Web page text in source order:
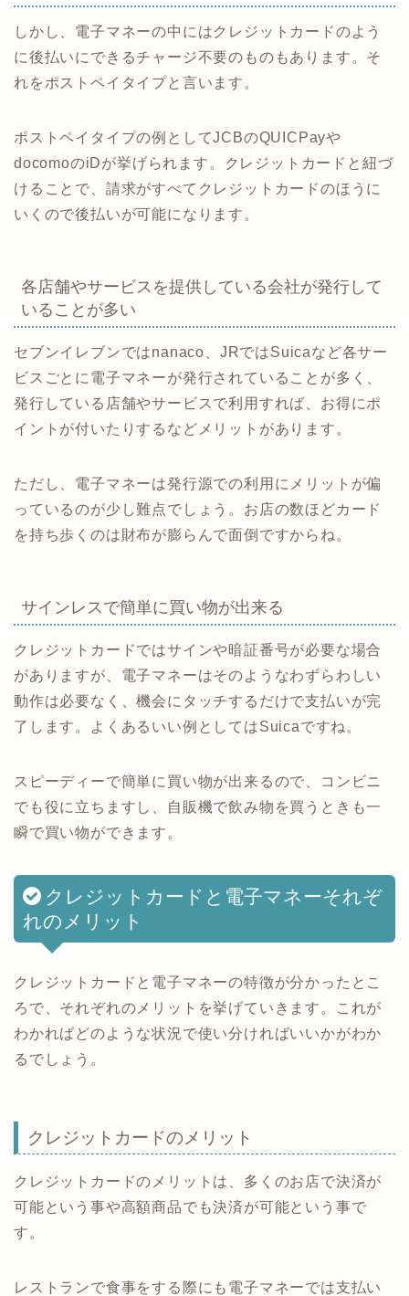
しかし、電子マネーの中にはクレジットカードのよう
に後払いにできるチャージ不要のものもあります。そ
れをポストペイタイプと言います。
ポストペイタイプの例としてJCBのQUICPayや
docomoのiDが挙げられます。クレジットカードと紐づ
けることで、請求がすべてクレジットカードのほうに
いくので後払いが可能になります。
各店舗やサービスを提供している会社が発行して
いることが多い
セブンイレブンではnanaco、JRではSuicaなど各サー
ビスごとに電子マネーが発行されていることが多く、
発行している店舗やサービスで利用すれば、お得にポ
イントが付いたりするなどメリットがあります。
ただし、電子マネーは発行源での利用にメリットが偏
っているのが少し難点でしょう。お店の数ほどカード
を持ち歩くのは財布が膨らんで面倒ですからね。
サインレスで簡単に買い物が出来る
クレジットカードではサインや暗証番号が必要な場合
がありますが、電子マネーはそのようなわずらわしい
動作は必要なく、機会にタッチするだけで支払いが完
了します。よくあるいい例としてはSuicaですね。
スピーディーで簡単に買い物が出来るので、コンビニ
でも役に立ちますし、自販機で飲み物を買うときも一
瞬で買い物ができます。
クレジットカードと電子マネーそれぞ
れのメリット
クレジットカードと電子マネーの特徴が分かったとこ
ろで、それぞれのメリットを挙げていきます。これが
わかればどのような状況で使い分ければいいかがわか
るでしょう。
クレジットカードのメリット
クレジットカードのメリットは、多くのお店で決済が
可能という事や高額商品でも決済が可能という事で
す。
レストランで食事をする際にも電子マネーでは支払い